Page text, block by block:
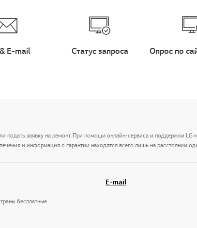
E-mail Статус запроса Опрос по
подать заявку на ремонт. При помощи онлайн-сервиса и поддержки
и информация о гарантии находятся всего лишь на расстоянии
бесплатные
E-mail